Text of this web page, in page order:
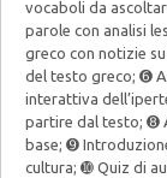
vocaboli da
parole con analisi
greco con notizie
del testo greco; ➏
interattiva
partire dal testo; ➑
base; ➒
cultura; ➓ Quiz di